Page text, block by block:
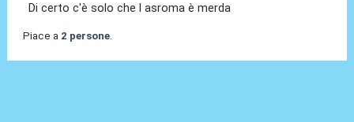
Di certo c'è solo che l asroma è merda
Piace a 2 persone.